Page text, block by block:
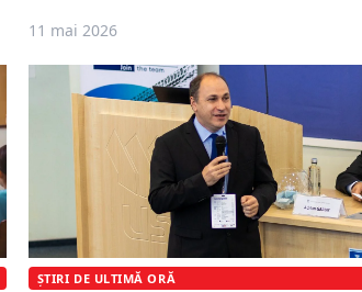
11 mai 2026
ȘTIRI DE ULTIMĂ ORĂ